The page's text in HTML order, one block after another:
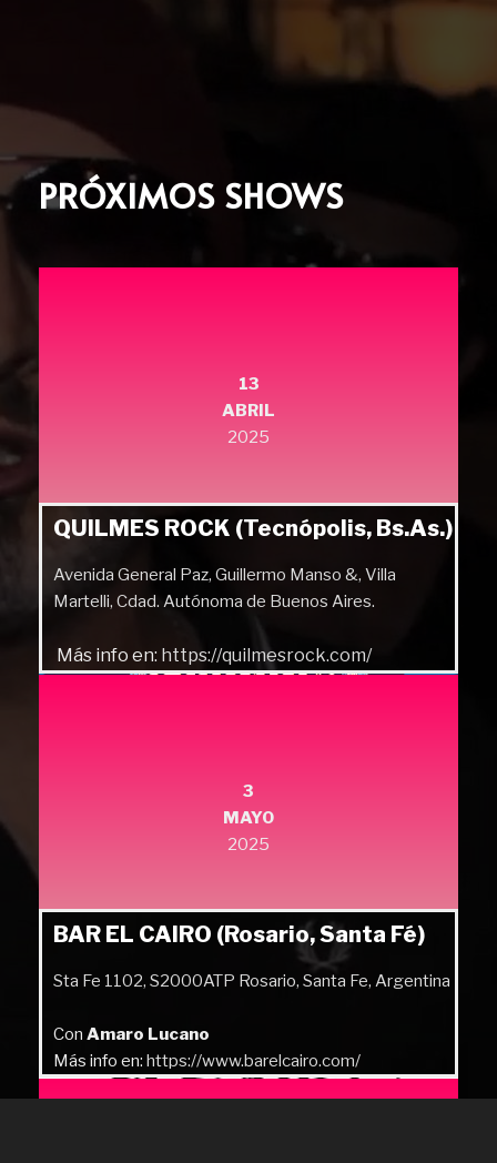
PRÓXIMOS SHOWS
13
ABRIL
2025
QUILMES ROCK (Tecnópolis, Bs.As.)
Avenida General Paz, Guillermo Manso &, Villa
Martelli, Cdad. Autónoma de Buenos Aires.
Más info en: https://quilmesrock.com/
3
MAYO
2025
BAR EL CAIRO (Rosario, Santa Fé)
Sta Fe 1102, S2000ATP Rosario, Santa Fe, Argentina
Con Amaro Lucano
Más info en: https://www.barelcairo.com/